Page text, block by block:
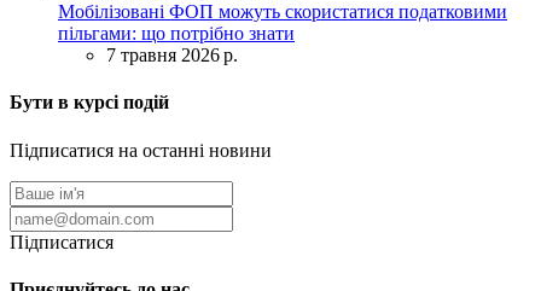
Мобілізовані ФОП можуть скористатися податковими
пільгами: що потрібно знати
7 травня 2026 р.
Бути в курсі подій
Підписатися на останні новини
Підписатися